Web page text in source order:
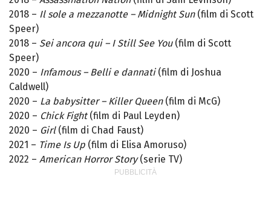
2018 – Il sole a mezzanotte – Midnight Sun(film di Scott
Speer)
2018 – Sei ancora qui – I Still See You(film di Scott
Speer)
2020 – Infamous – Belli e dannati(film di Joshua
Caldwell)
2020 – La babysitter – Killer Queen(film di McG)
2020 – Chick Fight(film di Paul Leyden)
2020 – Girl(film di Chad Faust)
2021 – Time Is Up (film di Elisa Amoruso)
2022 – American Horror Story(serie TV)